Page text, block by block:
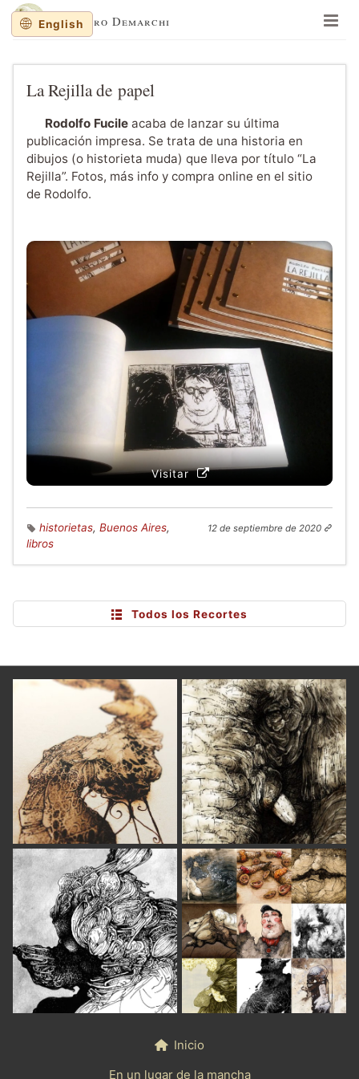
Lisandro Demarchi
Memorias y balanceos
Cuaderno de dibujos
Sobre al autor
English
La Rejilla de papel
Rodolfo Fucileacaba de lanzar su última
publicación impresa. Se trata de una historia en
dibujos (o historieta muda) que lleva por título “La
Rejilla”. Fotos, más info y compra online en el sitio
de Rodolfo.
Visitar
historietas, Buenos Aires,
libros
12 de septiembre de 2020
Todos los Recortes
English
Inicio
En un lugar de la mancha